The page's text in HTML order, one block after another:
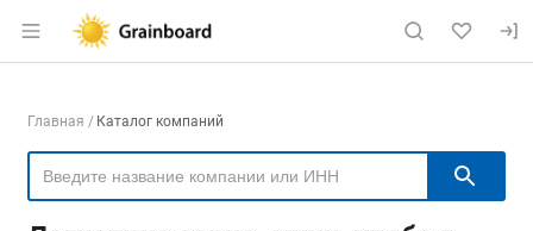
Раздел навигации по сайту
Навигация по компаниям
Главная Каталог компаний